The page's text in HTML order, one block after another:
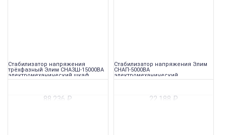
Стабилизатор напряжения
трёхфазный Элим СНА3Ш-15000ВА
электромеханический шкаф
88 236 ₽
Стабилизатор напряжения Элим
СНАП-5000ВА
электромеханический
переносной
22 188 ₽